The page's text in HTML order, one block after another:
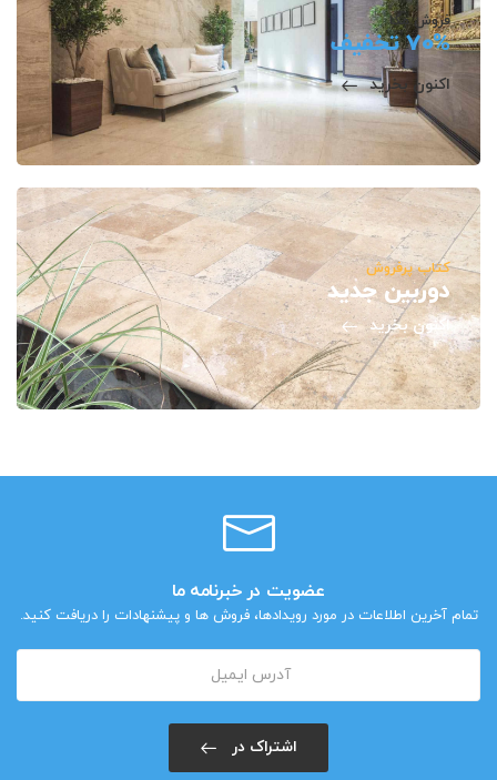
فروش مگا
70% تخفیف
اکنون بخرید
کتاب پرفروش
دوربین جدید
اکنون بخرید
عضویت در خبرنامه ما
تمام آخرین اطلاعات در مورد رویدادها، فروش ها و پیشنهادات را دریافت کنید.
اشتراک در